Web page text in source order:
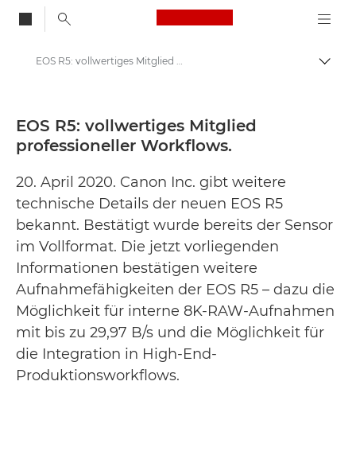
Canon Logo, back
Auf
Newsroom
Pressemitteilungen – Newsroom
EOS R5: vollwertiges Mitglied professioneller Workflows. - Canon Press Centre
EOS R5: vollwertiges Mitglied
professioneller Workflows.
20. April 2020. Canon Inc. gibt weitere
technische Details der neuen EOS R5
bekannt. Bestätigt wurde bereits der Sensor
im Vollformat. Die jetzt vorliegenden
Informationen bestätigen weitere
Aufnahmefähigkeiten der EOS R5 – dazu die
Möglichkeit für interne 8K-RAW-Aufnahmen
mit bis zu 29,97 B/s und die Möglichkeit für
die Integration in High-End-
Produktionsworkflows.